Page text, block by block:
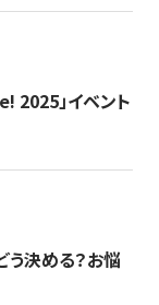
2025」イベント
う決める？お悩